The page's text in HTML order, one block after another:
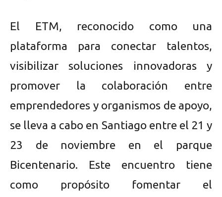
El ETM, reconocido como una
plataforma para conectar talentos,
visibilizar soluciones innovadoras y
promover la colaboración entre
emprendedores y organismos de apoyo,
se lleva a cabo en Santiago entre el 21 y
23 de noviembre en el parque
Bicentenario. Este encuentro tiene
como propósito fomentar el